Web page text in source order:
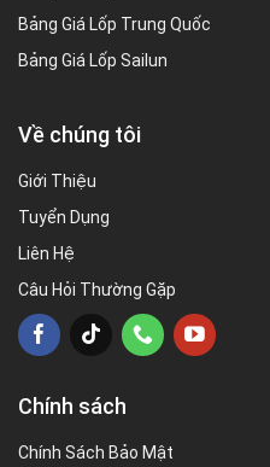
Bảng Giá Lốp Trung Quốc
Bảng Giá Lốp Sailun
Về chúng tôi
Giới Thiệu
Tuyển Dụng
Liên Hệ
Câu Hỏi Thường Gặp
Chính sách
Chính Sách Bảo Mật